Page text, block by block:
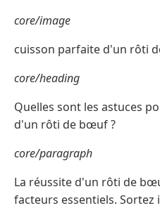
core/image
cuisson parfaite d'un rôti
core/heading
Quelles sont les astuces
d'un rôti de bœuf ?
core/paragraph
La réussite d'un rôti de
facteurs essentiels.